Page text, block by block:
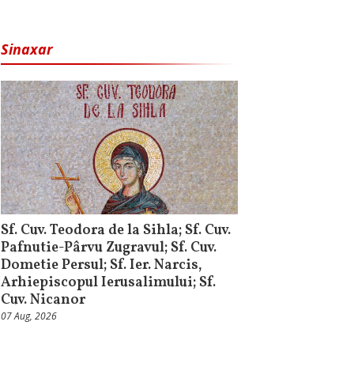
Sinaxar
Sf. Cuv. Teodora de la Sihla; Sf. Cuv.
Pafnutie-Pârvu Zugravul; Sf. Cuv.
Dometie Persul; Sf. Ier. Narcis,
Arhiepiscopul Ierusalimului; Sf.
Cuv. Nicanor
07 Aug, 2026